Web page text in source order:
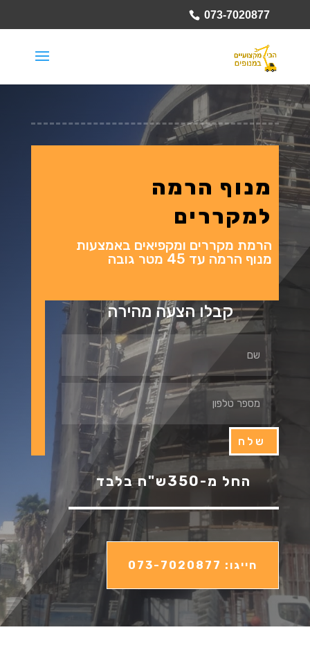
073-7020877
מנוף הרמה
למקררים
הרמת מקררים ומקפיאים באמצעות
מנוף הרמה עד 45 מטר גובה
קבלו הצעה מהירה
שלח
החל מ-350ש"ח בלבד
חייגו: 073-7020877